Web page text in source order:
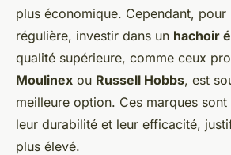
plus économique. Cependant, pour
régulière, investir dans un hachoir
qualité supérieure, comme ceux
Moulinex ou Russell Hobbs, est
meilleure option. Ces marques
leur durabilité et leur efficacité,
plus élevé.